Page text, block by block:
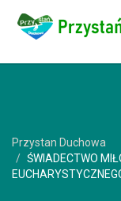
Przystan Duchowa
ŚWIADECTWO